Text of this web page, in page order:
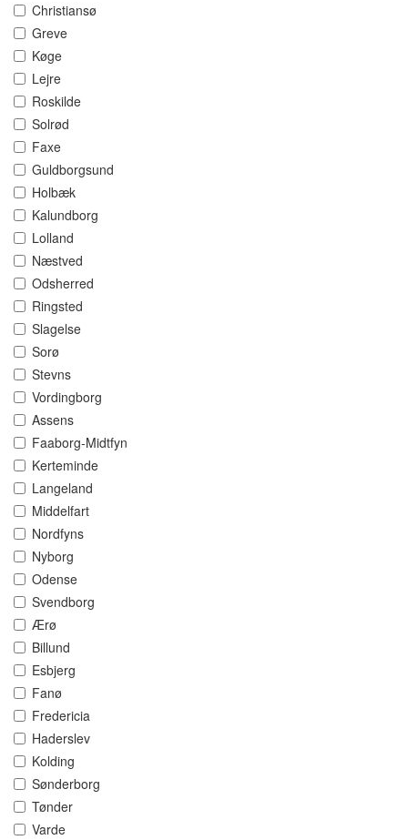
Christiansø
Greve
Køge
Lejre
Roskilde
Solrød
Faxe
Guldborgsund
Holbæk
Kalundborg
Lolland
Næstved
Odsherred
Ringsted
Slagelse
Sorø
Stevns
Vordingborg
Assens
Faaborg-Midtfyn
Kerteminde
Langeland
Middelfart
Nordfyns
Nyborg
Odense
Svendborg
Ærø
Billund
Esbjerg
Fanø
Fredericia
Haderslev
Kolding
Sønderborg
Tønder
Varde